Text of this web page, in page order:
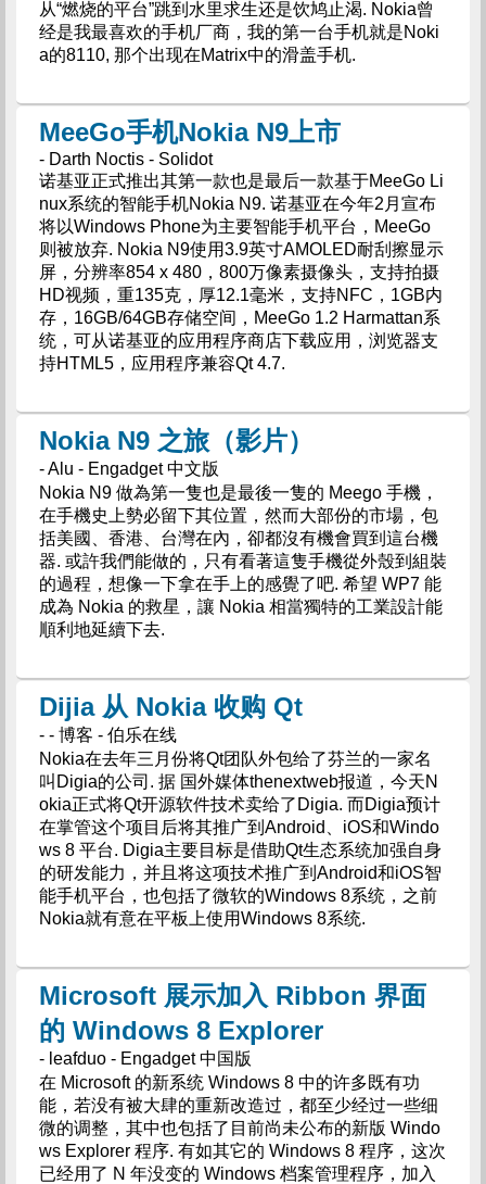
从“燃烧的平台”跳到水里求生还是饮鸠止渴. Nokia曾
经是我最喜欢的手机厂商，我的第一台手机就是Noki
a的8110, 那个出现在Matrix中的滑盖手机.
MeeGo手机Nokia N9上市
- Darth Noctis - Solidot
诺基亚正式推出其第一款也是最后一款基于MeeGo Li
nux系统的智能手机Nokia N9. 诺基亚在今年2月宣布
将以Windows Phone为主要智能手机平台，MeeGo
则被放弃. Nokia N9使用3.9英寸AMOLED耐刮擦显示
屏，分辨率854 x 480，800万像素摄像头，支持拍摄
HD视频，重135克，厚12.1毫米，支持NFC，1GB内
存，16GB/64GB存储空间，MeeGo 1.2 Harmattan系
统，可从诺基亚的应用程序商店下载应用，浏览器支
持HTML5，应用程序兼容Qt 4.7.
Nokia N9 之旅（影片）
- Alu - Engadget 中文版
Nokia N9 做為第一隻也是最後一隻的 Meego 手機，
在手機史上勢必留下其位置，然而大部份的市場，包
括美國、香港、台灣在內，卻都沒有機會買到這台機
器. 或許我們能做的，只有看著這隻手機從外殼到組裝
的過程，想像一下拿在手上的感覺了吧. 希望 WP7 能
成為 Nokia 的救星，讓 Nokia 相當獨特的工業設計能
順利地延續下去.
Dijia 从 Nokia 收购 Qt
- - 博客 - 伯乐在线
Nokia在去年三月份将Qt团队外包给了芬兰的一家名
叫Digia的公司. 据 国外媒体thenextweb报道，今天N
okia正式将Qt开源软件技术卖给了Digia. 而Digia预计
在掌管这个项目后将其推广到Android、iOS和Windo
ws 8 平台. Digia主要目标是借助Qt生态系统加强自身
的研发能力，并且将这项技术推广到Android和iOS智
能手机平台，也包括了微软的Windows 8系统，之前
Nokia就有意在平板上使用Windows 8系统.
Microsoft 展示加入 Ribbon 界面
的 Windows 8 Explorer
- leafduo - Engadget 中国版
在 Microsoft 的新系统 Windows 8 中的许多既有功
能，若没有被大肆的重新改造过，都至少经过一些细
微的调整，其中也包括了目前尚未公布的新版 Windo
ws Explorer 程序. 有如其它的 Windows 8 程序，这次
已经用了 N 年没变的 Windows 档案管理程序，加入